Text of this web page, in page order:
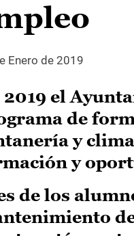
Enero de 2019
2019 el
de
y
y
de los